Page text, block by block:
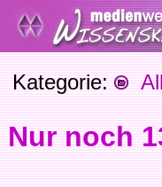
Kategorie:
Nur noch